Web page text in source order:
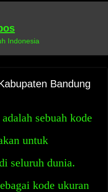
Indonesia
Bandung
sebuah kode
untuk
seluruh dunia.
kode ukuran